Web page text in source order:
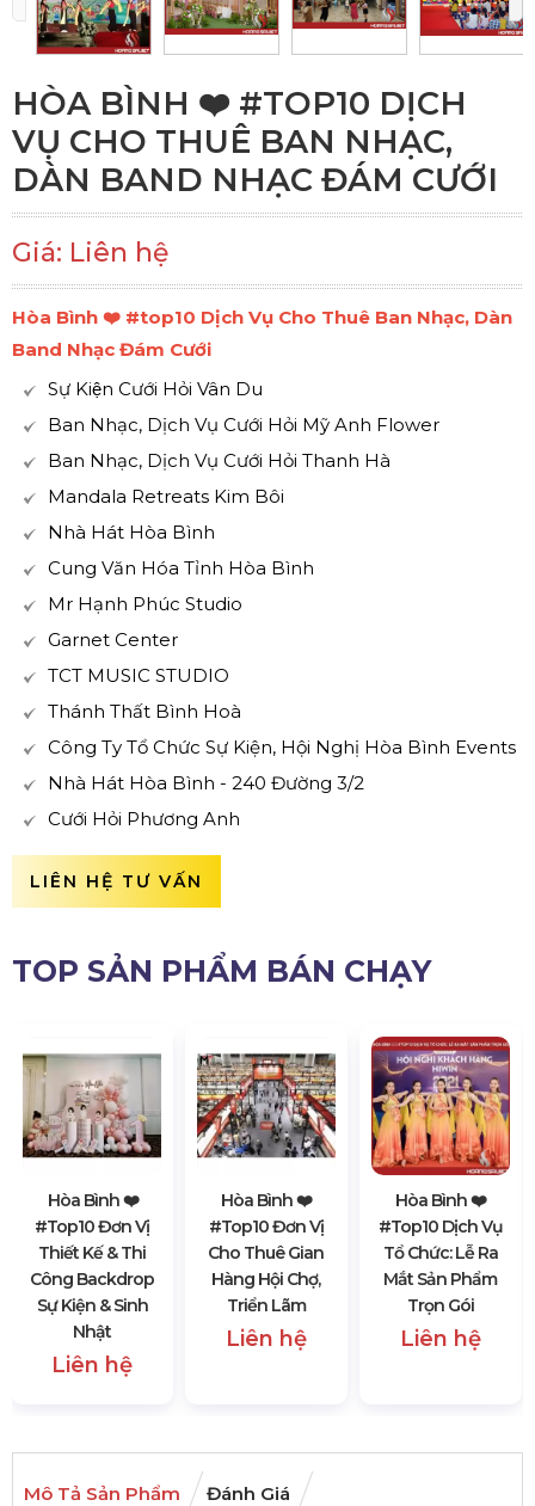
HÒA BÌNH ❤️️ #TOP10 DỊCH
VỤ CHO THUÊ BAN NHẠC,
DÀN BAND NHẠC ĐÁM CƯỚI
Giá: Liên hệ
Hòa Bình ❤️️ #top10 Dịch Vụ Cho Thuê Ban Nhạc, Dàn
Band Nhạc Đám Cưới
Sự Kiện Cưới Hỏi Vân Du
Ban Nhạc, Dịch Vụ Cưới Hỏi Mỹ Anh Flower
Ban Nhạc, Dịch Vụ Cưới Hỏi Thanh Hà
Mandala Retreats Kim Bôi
Nhà Hát Hòa Bình
Cung Văn Hóa Tỉnh Hòa Bình
Mr Hạnh Phúc Studio
Garnet Center
TCT MUSIC STUDIO
Thánh Thất Bình Hoà
Công Ty Tổ Chức Sự Kiện, Hội Nghị Hòa Bình Events
Nhà Hát Hòa Bình - 240 Đường 3/2
Cưới Hỏi Phương Anh
LIÊN HỆ TƯ VẤN
TOP SẢN PHẨM BÁN CHẠY
Hòa Bình ❤️️
#top10 Đơn Vị
Thiết Kế & Thi
Công Backdrop
Sự Kiện & Sinh
Nhật
Liên hệ
Hòa Bình ❤️️
#top10 Đơn Vị
Cho Thuê Gian
Hàng Hội Chợ,
Triển Lãm
Liên hệ
Hòa Bình ❤️️
#top10 Dịch Vụ
Tổ Chức: Lễ Ra
Mắt Sản Phẩm
Trọn Gói
Liên hệ
Mô Tả Sản Phẩm Đánh Giá